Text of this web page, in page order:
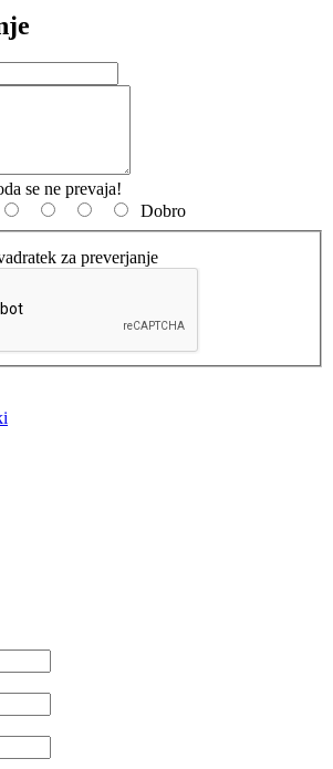
se ne prevaja!
Dobro
za preverjanje